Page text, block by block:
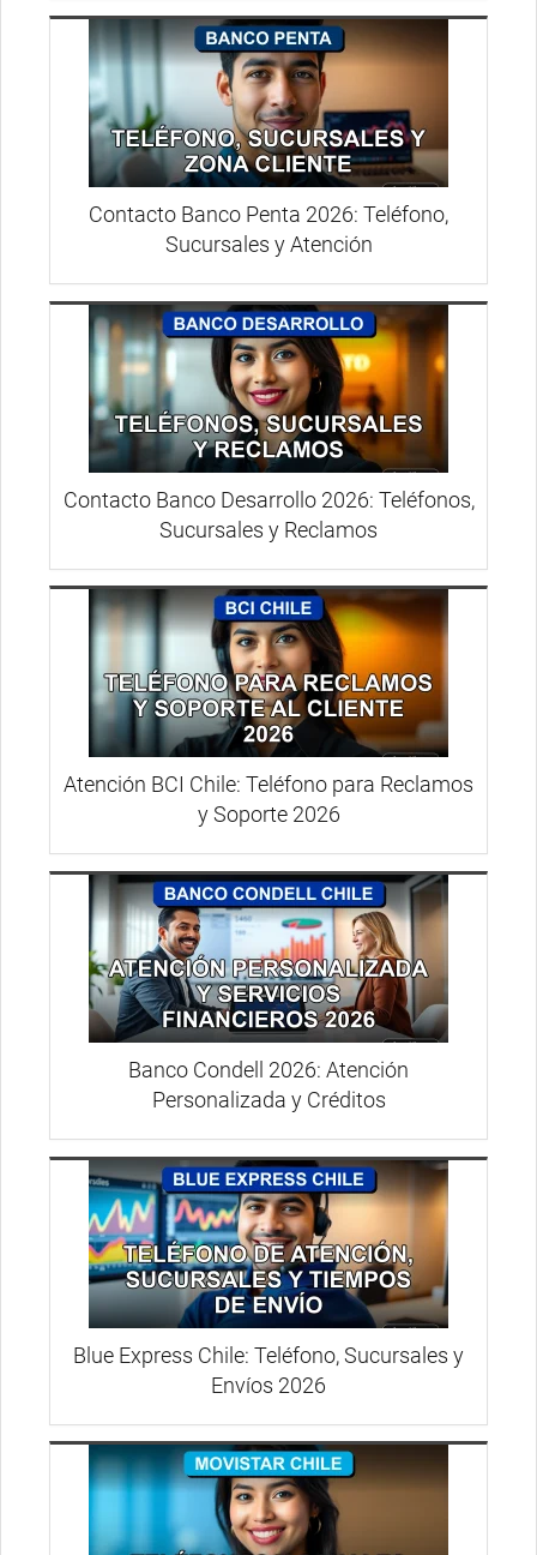
Contacto Banco Penta 2026: Teléfono,
Sucursales y Atención
Contacto Banco Desarrollo 2026: Teléfonos,
Sucursales y Reclamos
Atención BCI Chile: Teléfono para Reclamos
y Soporte 2026
Banco Condell 2026: Atención
Personalizada y Créditos
Blue Express Chile: Teléfono, Sucursales y
Envíos 2026